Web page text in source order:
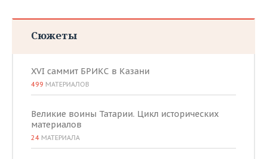
Сюжеты
XVI саммит БРИКС в Казани
499 МАТЕРИАЛОВ
Великие воины Татарии. Цикл исторических
материалов
24 МАТЕРИАЛА